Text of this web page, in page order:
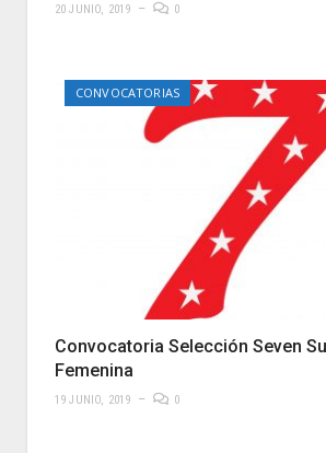
20 JUNIO, 2019 0
CONVOCATORIAS
Convocatoria Selección Seven
Femenina
19 JUNIO, 2019 0